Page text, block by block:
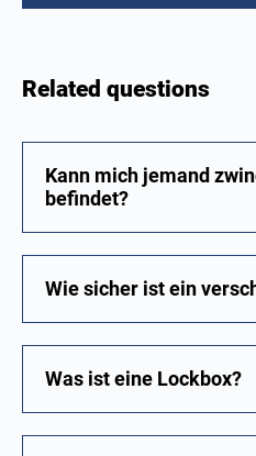
Related questions
Kann mich jemand
befindet?
Wie sicher ist ein
Was ist eine Lockbox?